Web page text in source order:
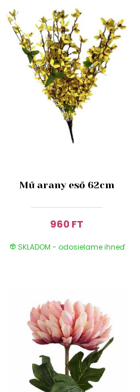
Mű arany eső 62cm
960 FT
SKLADOM - odosielame ihneď